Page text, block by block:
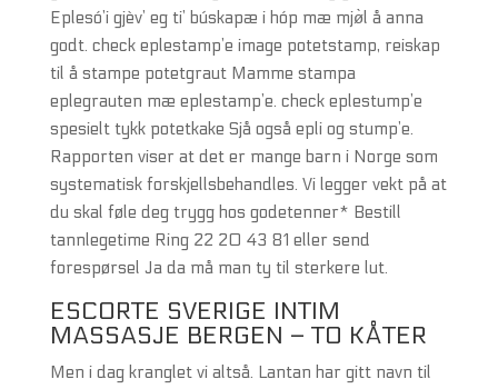
Eplesó’i gjèv’ eg ti’ búskapæ i hóp mæ mjø̀l å anna
godt. check eplestamp’e image potetstamp, reiskap
til å stampe potetgraut Mamme stampa
eplegrauten mæ eplestamp’e. check eplestump’e
spesielt tykk potetkake Sjå også epli og stump’e.
Rapporten viser at det er mange barn i Norge som
systematisk forskjellsbehandles. Vi legger vekt på at
du skal føle deg trygg hos godetenner* Bestill
tannlegetime Ring 22 20 43 81 eller send
forespørsel Ja da må man ty til sterkere lut.
ESCORTE SVERIGE INTIM
MASSASJE BERGEN – TO KÅTER
Men i dag kranglet vi altså. Lantan har gitt navn til